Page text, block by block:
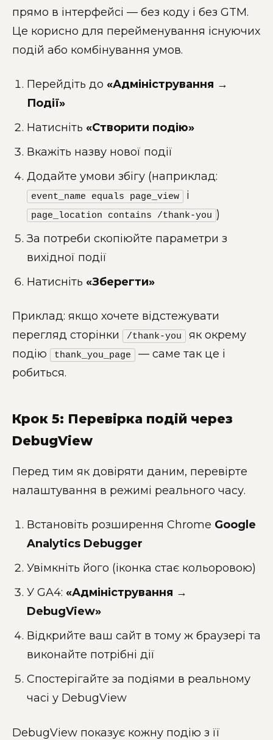
прямо в інтерфейсі — без коду і без GTM.
Це корисно для перейменування існуючих
подій або комбінування умов.
Перейдіть до «Адміністрування →
Події»
Натисніть «Створити подію»
Вкажіть назву нової події
Додайте умови збігу (наприклад:
event_name equals page_view і
page_location contains /thank-you )
За потреби скопіюйте параметри з
вихідної події
Натисніть «Зберегти»
Приклад: якщо хочете відстежувати
перегляд сторінки
/thank-you
як окрему
подію
thank_you_page
— саме так це і
робиться.
Крок 5: Перевірка подій через
DebugView
Перед тим як довіряти даним, перевірте
налаштування в режимі реального часу.
Встановіть розширення Chrome Google
Analytics Debugger
Увімкніть його (іконка стає кольоровою)
У GA4: «Адміністрування →
DebugView»
Відкрийте ваш сайт в тому ж браузері та
виконайте потрібні дії
Спостерігайте за подіями в реальному
часі у DebugView
DebugView показує кожну подію з її